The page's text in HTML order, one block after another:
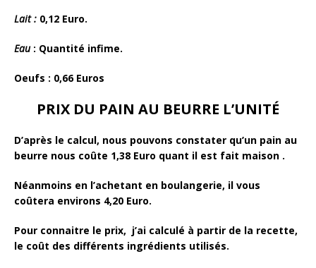
Lait : 0,12 Euro.
Eau : Quantité infime.
Oeufs : 0,66 Euros
PRIX DU PAIN AU BEURRE L’UNITÉ
D’après le calcul, nous pouvons constater qu’un pain au
beurre nous coûte 1,38 Euro quant il est fait maison .
Néanmoins en l’achetant en boulangerie, il vous
coûtera environs 4,20 Euro.
Pour connaitre le prix, j’ai calculé à partir de la recette,
le coût des différents ingrédients utilisés.